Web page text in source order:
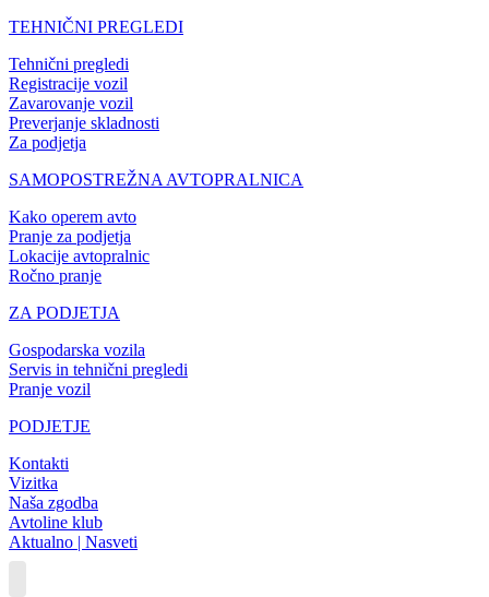
TEHNIČNI PREGLEDI
Tehnični pregledi
Registracije vozil
Zavarovanje vozil
Preverjanje skladnosti
Za podjetja
SAMOPOSTREŽNA AVTOPRALNICA
Kako operem avto
Pranje za podjetja
Lokacije avtopralnic
Ročno pranje
ZA PODJETJA
Gospodarska vozila
Servis in tehnični pregledi
Pranje vozil
PODJETJE
Kontakti
Vizitka
Naša zgodba
Avtoline klub
Aktualno | Nasveti